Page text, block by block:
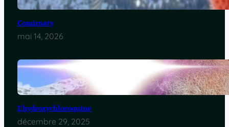
Comirnaty
mai 14, 2026
L’hydroxychloroquine
décembre 29, 2025